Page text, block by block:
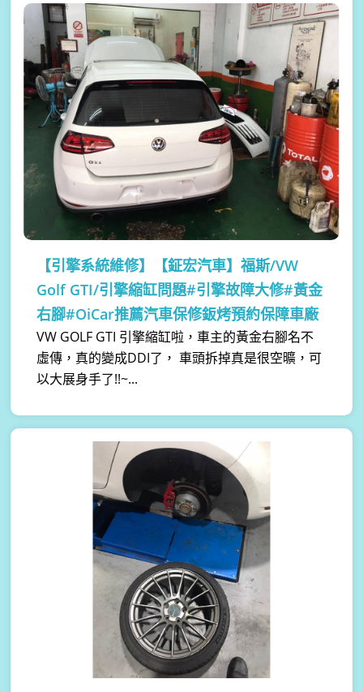
【引擎系統維修】
【鉦宏汽車】福斯/VW
Golf GTI/引擎縮缸問題#引擎故障大修#黃金
右腳#OiCar推薦汽車保修鈑烤預約保障車廠
VW GOLF GTI 引擎縮缸啦，車主的黃金右腳名不
虛傳，真的變成DDI了， 車頭拆掉真是很空曠，可
以大展身手了!!~...